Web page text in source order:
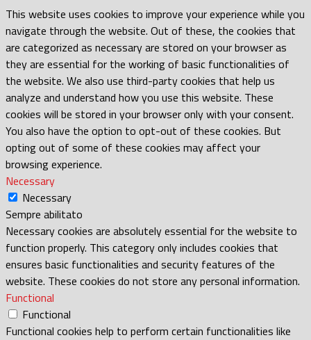
This website uses cookies to improve your experience while you
navigate through the website. Out of these, the cookies that
are categorized as necessary are stored on your browser as
they are essential for the working of basic functionalities of
the website. We also use third-party cookies that help us
analyze and understand how you use this website. These
cookies will be stored in your browser only with your consent.
You also have the option to opt-out of these cookies. But
opting out of some of these cookies may affect your
browsing experience.
Necessary
Necessary
Sempre abilitato
Necessary cookies are absolutely essential for the website to
function properly. This category only includes cookies that
ensures basic functionalities and security features of the
website. These cookies do not store any personal information.
Functional
Functional
Functional cookies help to perform certain functionalities like